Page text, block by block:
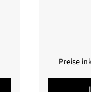
Preise